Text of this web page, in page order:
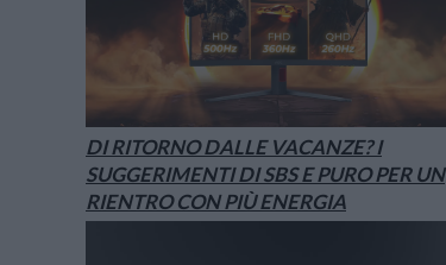
DI RITORNO DALLE VACANZE? I
SUGGERIMENTI DI SBS E PURO PER UN
RIENTRO CON PIÙ ENERGIA